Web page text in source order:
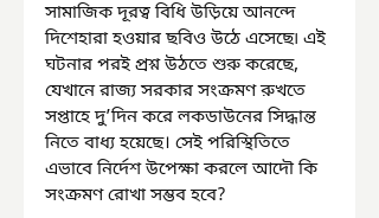
সামাজিক দূরত্ব বিধি উড়িয়ে আনন্দে
দিশেহারা হওয়ার ছবিও উঠে এসেছে৷ এই
ঘটনার পরই প্রশ্ন উঠতে শুরু করেছে,
যেখানে রাজ্য সরকার সংক্রমণ রুখতে
সপ্তাহে দু’দিন করে লকডাউনের সিদ্ধান্ত
নিতে বাধ্য হয়েছে। সেই পরিস্থিতিতে
এভাবে নির্দেশ উপেক্ষা করলে আদৌ কি
সংক্রমণ রোখা সম্ভব হবে?